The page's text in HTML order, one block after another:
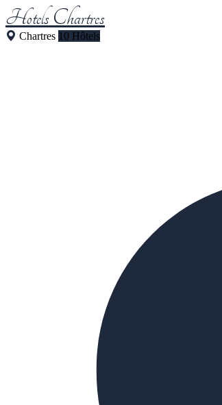
Hotels Chartres
Chartres 10 Hôtels